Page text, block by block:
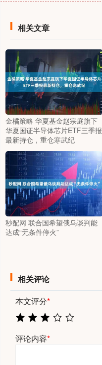
相关文章
金橘策略 华夏基金赵宗庭旗下
华夏国证半导体芯片ETF三季报
最新持仓，重仓寒武纪
秒配网 联合国希望俄乌谈判能
达成“无条件停火”
相关评论
本文评分*
评论内容*